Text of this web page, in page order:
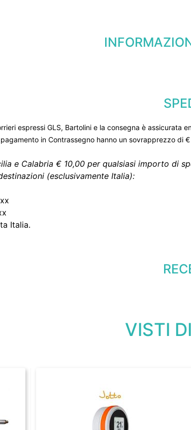
espressi GLS, Bartolini e la consegna è assicurata
in Contrassegno hanno un sovrapprezzo di
e Calabria € 10,00 per qualsiasi importo di
(esclusivamente Italia):
Italia.
VISTI